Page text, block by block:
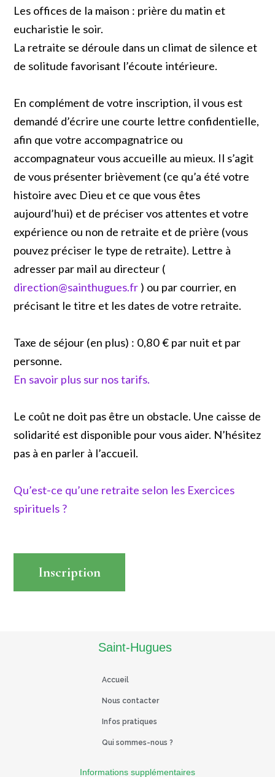
Les offices de la maison : prière du matin et
eucharistie le soir.
La retraite se déroule dans un climat de silence et
de solitude favorisant l’écoute intérieure.
En complément de votre inscription, il vous est
demandé d’écrire une courte lettre confidentielle,
afin que votre accompagnatrice ou
accompagnateur vous accueille au mieux. Il s’agit
de vous présenter brièvement (ce qu’a été votre
histoire avec Dieu et ce que vous êtes
aujourd’hui) et de préciser vos attentes et votre
expérience ou non de retraite et de prière (vous
pouvez préciser le type de retraite). Lettre à
adresser par mail au directeur (
direction@sainthugues.fr ) ou par courrier, en
précisant le titre et les dates de votre retraite.
Taxe de séjour (en plus) : 0,80 € par nuit et par
personne.
En savoir plus sur nos tarifs.
Le coût ne doit pas être un obstacle. Une caisse de
solidarité est disponible pour vous aider. N’hésitez
pas à en parler à l’accueil.
Qu’est-ce qu’une retraite selon les Exercices
spirituels ?
Inscription
Saint-Hugues
Accueil
Nous contacter
Infos pratiques
Qui sommes-nous ?
Informations supplémentaires